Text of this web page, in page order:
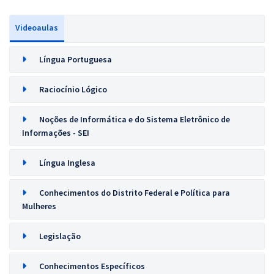
Videoaulas
Língua Portuguesa
Raciocínio Lógico
Noções de Informática e do Sistema Eletrônico de
Informações - SEI
Língua Inglesa
Conhecimentos do Distrito Federal e Política para
Mulheres
Legislação
Conhecimentos Específicos